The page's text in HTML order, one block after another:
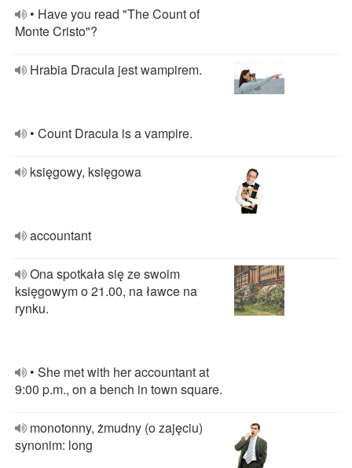
• Have you read "The Count of
Monte Cristo"?
Hrabia Dracula jest wampirem.
• Count Dracula is a vampire.
księgowy, księgowa
accountant
Ona spotkała się ze swoim
księgowym o 21.00, na ławce na
rynku.
• She met with her accountant at
9:00 p.m., on a bench in town square.
monotonny, żmudny (o zajęciu)
synonim: long